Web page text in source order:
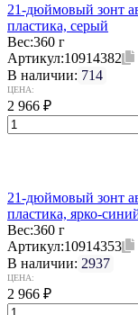
21-дюймовый зонт
пластика, серый
Вес:360 г
Артикул:10914382
В наличии: 714
ЦЕНА:
2 966 ₽
21-дюймовый зонт
пластика, ярко-
Вес:360 г
Артикул:10914353
В наличии: 2937
ЦЕНА:
2 966 ₽